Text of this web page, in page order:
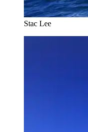
Stac Lee